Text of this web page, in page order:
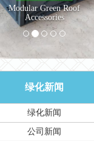
Modular Green Roof
Accessories
绿化新闻
绿化新闻
公司新闻